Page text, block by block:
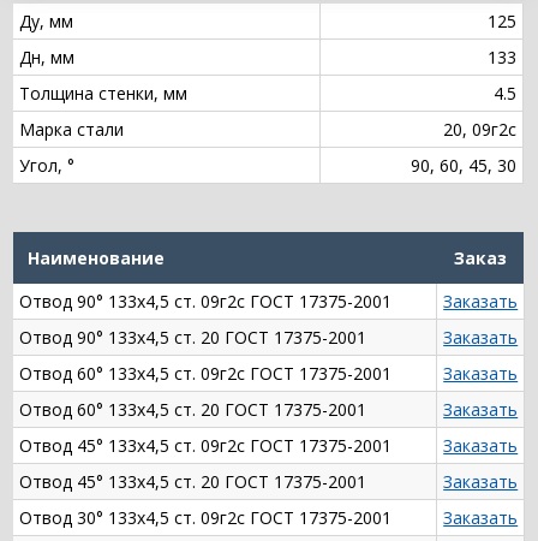
Ду, мм
125
Дн, мм
133
Толщина стенки, мм
4.5
Марка стали
20, 09г2с
Угол, °
90, 60, 45, 30
Наименование
Заказ
Отвод 90° 133х4,5 ст. 09г2с ГОСТ 17375-2001
Заказать
Отвод 90° 133х4,5 ст. 20 ГОСТ 17375-2001
Заказать
Отвод 60° 133х4,5 ст. 09г2с ГОСТ 17375-2001
Заказать
Отвод 60° 133х4,5 ст. 20 ГОСТ 17375-2001
Заказать
Отвод 45° 133х4,5 ст. 09г2с ГОСТ 17375-2001
Заказать
Отвод 45° 133х4,5 ст. 20 ГОСТ 17375-2001
Заказать
Отвод 30° 133х4,5 ст. 09г2с ГОСТ 17375-2001
Заказать